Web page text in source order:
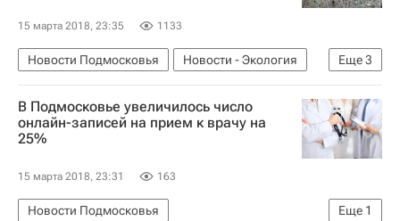
15 марта 2018, 23:35 1133
Еще3
Новости Подмосковья
Новости - Экология
Экология
Московская область (Подмосковье)
Экология в России
В Подмосковье увеличилось число
онлайн-записей на прием к врачу на
25%
15 марта 2018, 23:31 163
Еще 1
Новости Подмосковья